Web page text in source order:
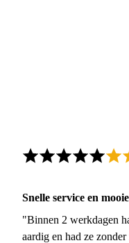
Snelle service en
"Binnen 2 werkdagen
aardig en had ze